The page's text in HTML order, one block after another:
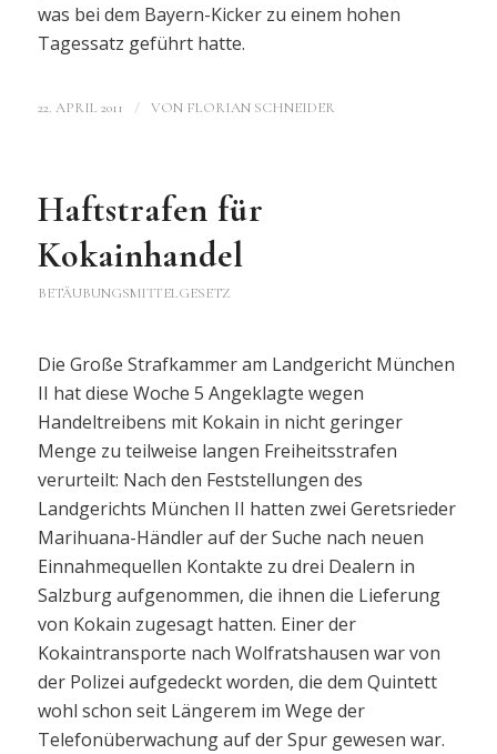
was bei dem Bayern-Kicker zu einem hohen
Tagessatz geführt hatte.
22. APRIL 2011 / VON FLORIAN SCHNEIDER
Haftstrafen für
Kokainhandel
BETÄUBUNGSMITTELGESETZ
Die Große Strafkammer am Landgericht München
II hat diese Woche 5 Angeklagte wegen
Handeltreibens mit Kokain in nicht geringer
Menge zu teilweise langen Freiheitsstrafen
verurteilt: Nach den Feststellungen des
Landgerichts München II hatten zwei Geretsrieder
Marihuana-Händler auf der Suche nach neuen
Einnahmequellen Kontakte zu drei Dealern in
Salzburg aufgenommen, die ihnen die Lieferung
von Kokain zugesagt hatten. Einer der
Kokaintransporte nach Wolfratshausen war von
der Polizei aufgedeckt worden, die dem Quintett
wohl schon seit Längerem im Wege der
Telefonüberwachung auf der Spur gewesen war.